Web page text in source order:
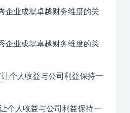
企业成就卓越财务维度的关
企业成就卓越财务维度的关
个人收益与公司利益保持一
个人收益与公司利益保持一